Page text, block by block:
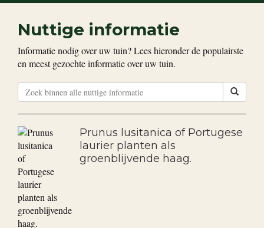
Nuttige informatie
Informatie nodig over uw tuin? Lees hieronder de populairste
en meest gezochte informatie over uw tuin.
Prunus lusitanica of Portugese
laurier planten als
groenblijvende haag.